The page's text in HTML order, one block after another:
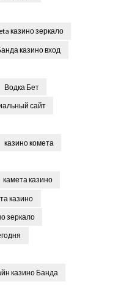
казино зеркало
казино вход
Водка Бет
сайт
казино комета
камета казино
казино
зеркало
казино Банда